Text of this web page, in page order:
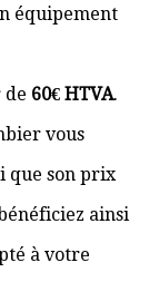
équipement
de 60€ HTVA.
vous
que son prix
ainsi
à votre